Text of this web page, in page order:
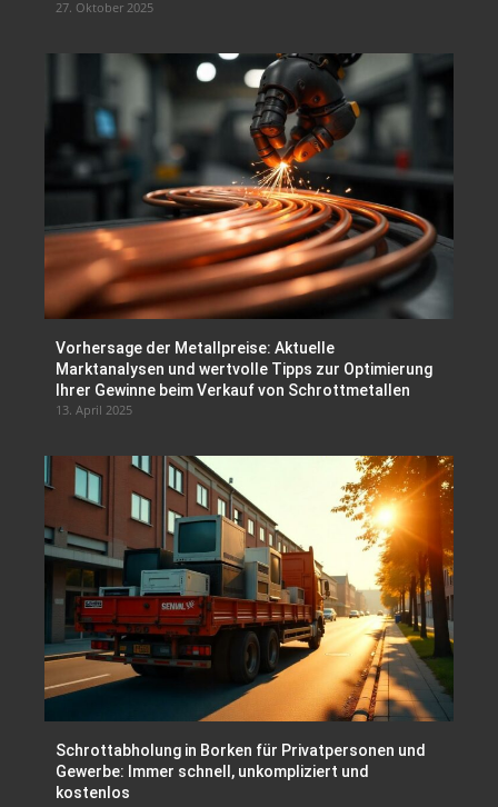
27. Oktober 2025
Vorhersage der Metallpreise: Aktuelle
Marktanalysen und wertvolle Tipps zur Optimierung
Ihrer Gewinne beim Verkauf von Schrottmetallen
13. April 2025
Schrottabholung in Borken für Privatpersonen und
Gewerbe: Immer schnell, unkompliziert und
kostenlos